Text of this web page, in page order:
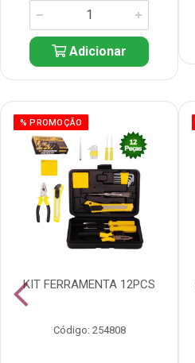
Adicionar
% PROMOÇÃO
KIT FERRAMENTA 12PCS
Código: 254808